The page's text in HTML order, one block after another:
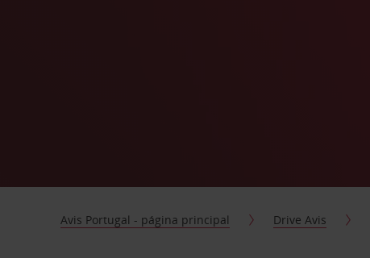
Avis Portugal - página principal Drive Avis